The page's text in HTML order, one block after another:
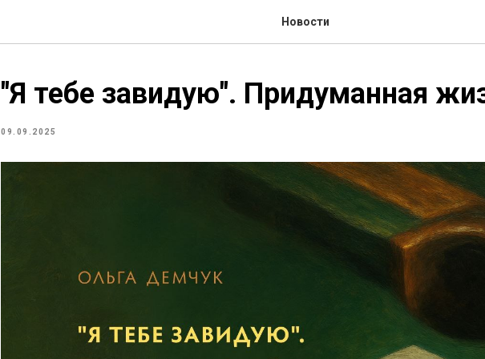
Новости
"Я тебе завидую". Придуманная
09.09.2025